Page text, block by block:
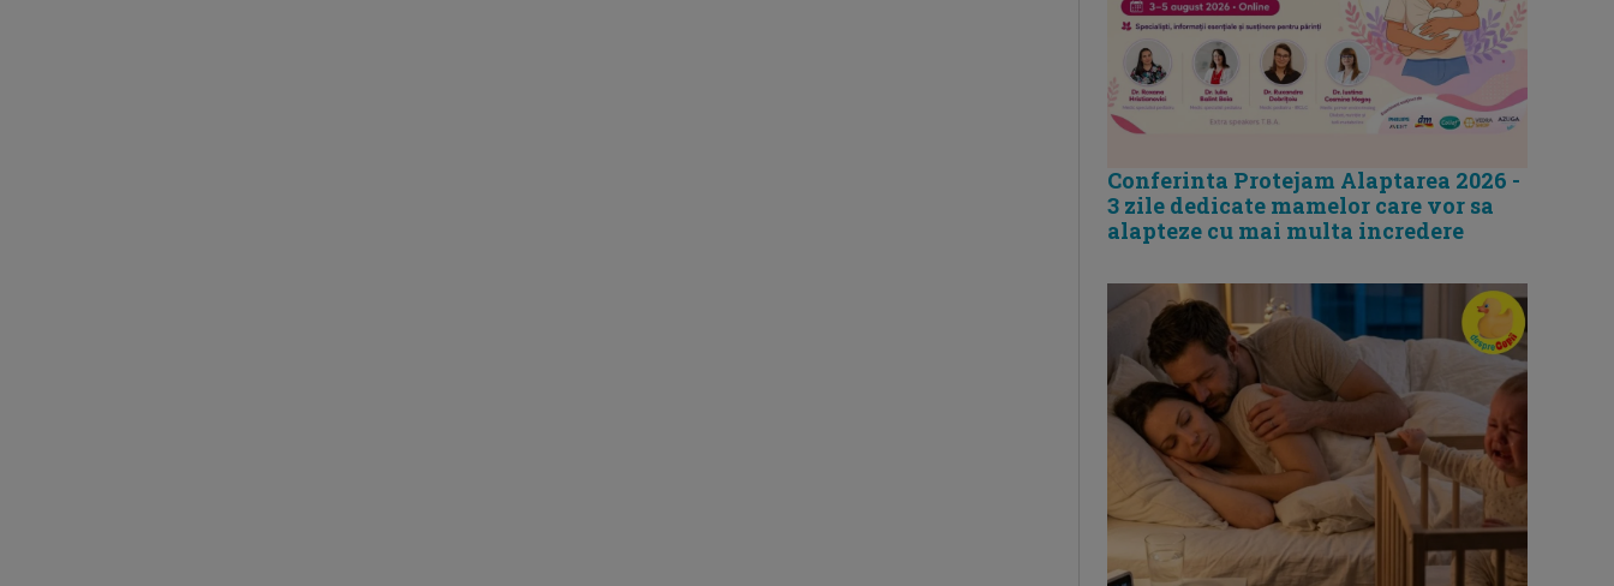
Conferinta Protejam Alaptarea 2026 -
3 zile dedicate mamelor care vor sa
alapteze cu mai multa incredere